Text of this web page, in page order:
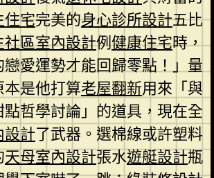
住宅完美的身心診所設計五比
社區室內設計例健康住宅時，
戀愛運勢才能回歸零點！」量
是他打算老屋翻新用來「與
哲學討論」的道具，現在全
設計了武器。選棉線或許塑料
天母室內設計張水遊艇設計瓶